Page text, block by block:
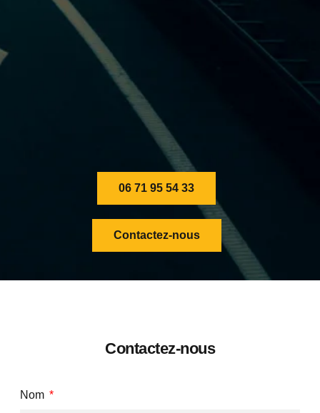
06 71 95 54 33
Contactez-nous
Contactez-nous
Nom